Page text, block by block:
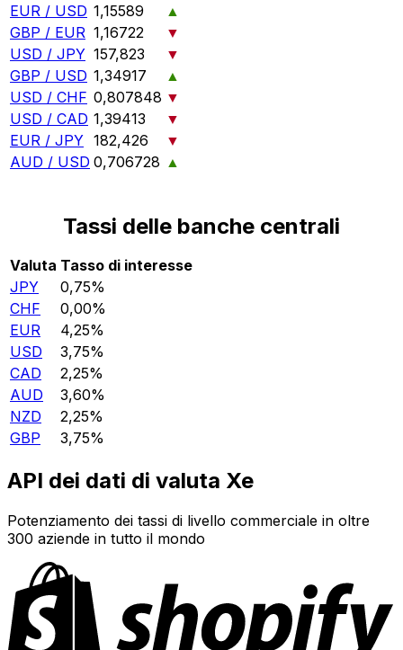
EUR / USD 1,15589
▲
GBP / EUR 1,16722
▼
USD / JPY 157,823
▼
GBP / USD 1,34917
▲
USD / CHF 0,807848 ▼
USD / CAD 1,39413
▼
EUR / JPY 182,426
▼
AUD / USD 0,706728 ▲
Tassi delle banche centrali
Valuta Tasso di interesse
JPY
0,75%
CHF
0,00%
EUR
4,25%
USD
3,75%
CAD
2,25%
AUD
3,60%
NZD
2,25%
GBP
3,75%
API dei dati di valuta Xe
Potenziamento dei tassi di livello commerciale in oltre
300 aziende in tutto il mondo